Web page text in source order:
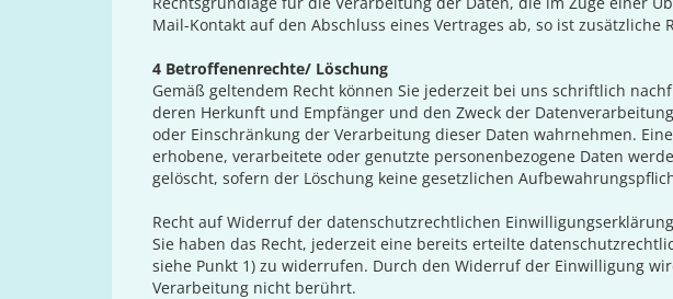
Mail-Kontakt auf den Abschluss eines Vertrages ab, so ist
4 Betroffenenrechte/ Löschung
Gemäß geltendem Recht können Sie jederzeit bei uns schriftlich
deren Herkunft und Empfänger und den Zweck der
oder Einschränkung der Verarbeitung dieser Daten wahrnehmen.
erhobene, verarbeitete oder genutzte personenbezogene Daten
gelöscht, sofern der Löschung keine gesetzlichen
Recht auf Widerruf der datenschutzrechtlichen Einwilligungserklärung
Sie haben das Recht, jederzeit eine bereits erteilte
siehe Punkt 1) zu widerrufen. Durch den Widerruf der Einwilligung
Verarbeitung nicht berührt.